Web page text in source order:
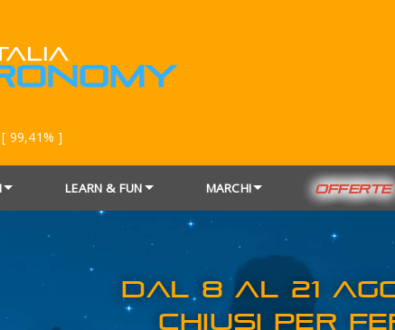
[ 99,41% ]
LEARN & FUN MARCHI OFFERTE